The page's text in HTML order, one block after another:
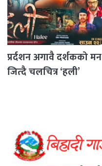
प्रर्दशन अगावै दर्शकको मन
जित्दै चलचित्र ‘हली’